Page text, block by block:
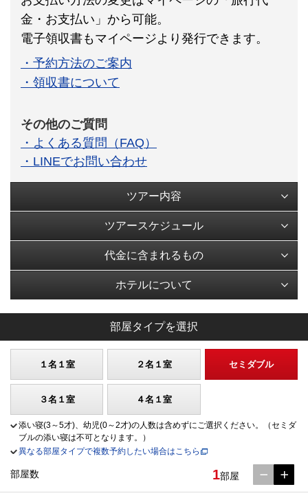
金・お支払い」から可能。
電子領収書もマイページより発行できます。
・予約方法のご案内
・領収書について
その他のご質問
・よくある質問（FAQ）
・LINEでお問い合わせ
ツアー内容
ツアースケジュール
代金に含まれるもの
ホテルについて
部屋タイプを選択
１名１室 ２名１室 セミダブル
３名１室 ４名１室
添い寝(3～5才)、幼児(0～2才)の人数は含めずにご選択ください。（セミダ
ブルの添い寝は不可となります。）
異なる部屋タイプで複数予約したい場合はこちら
部屋数 1部屋